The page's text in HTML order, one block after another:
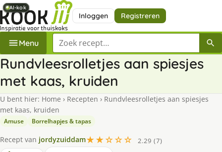
Inloggen Registreren
Menu Zoek een recept
Rundvleesrolletjes aan spiesjes
met kaas, kruiden
U bent hier: Home › Recepten › Rundvleesrolletjes aan spiesjes
met kaas, kruiden
Amuse Borrelhapjes & tapas
Recept van jordyzuiddam★★☆☆☆
2.29 (7)
AI-kok
AI-kok
AI-kok
AI-kok
AI-kok
AI-kok